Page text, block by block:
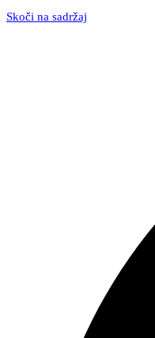
Skoči na sadržaj